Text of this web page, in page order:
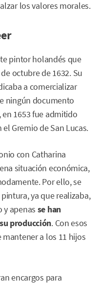
los valores morales.
pintor holandés que
octubre de 1632. Su
a comercializar
ningún documento
1653 fue admitido
Gremio de San Lucas.
con Catharina
situación económica,
Por ello, se
ya que realizaba,
y apenas se han
producción. Con esos
a los 11 hijos
encargos para